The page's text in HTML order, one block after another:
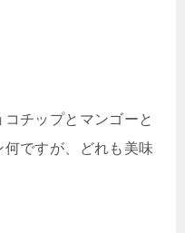
チップとマンゴーと
ですが、どれも美味